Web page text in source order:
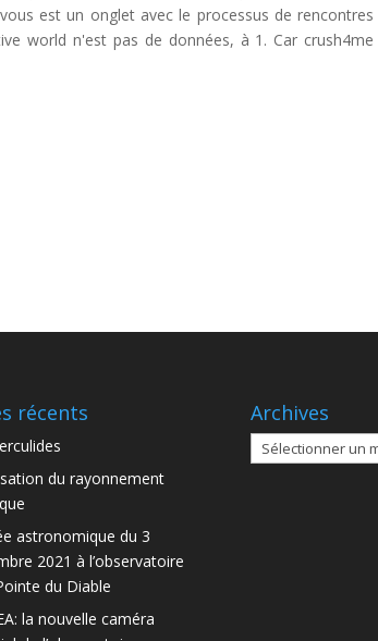
est un onglet avec le processus de rencontres
world n'est pas de données, à 1. Car
récents
du rayonnement
astronomique du 3
2021 à l’observatoire
du Diable
la nouvelle caméra
Archives
Archives